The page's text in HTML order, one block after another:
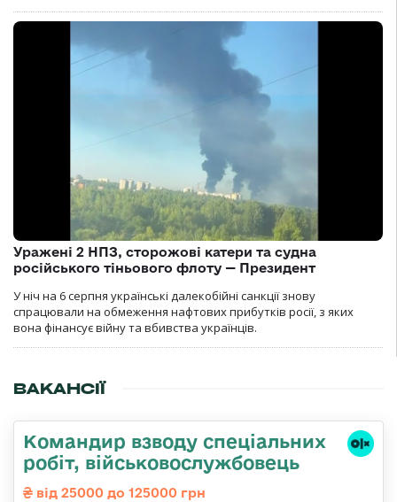
Уражені 2 НПЗ, сторожові катери та судна
російського тіньового флоту — Президент
У ніч на 6 серпня українські далекобійні санкції знову
спрацювали на обмеження нафтових прибутків росії, з яких
вона фінансує війну та вбивства українців.
ВАКАНСІЇ
Командир взводу спеціальних
робіт, військовослужбовець
від 25000 до 125000 грн